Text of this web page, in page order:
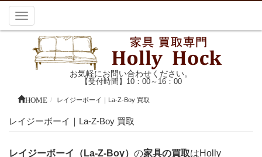
お気軽にお問い合わせください。
【受付時間】10：00～16：00
Toggle
navigation
HOME レイジーボーイ｜La-Z-Boy 買取
レイジーボーイ｜La-Z-Boy 買取
レイジーボーイ（La-Z-Boy） の家具の買取はHolly